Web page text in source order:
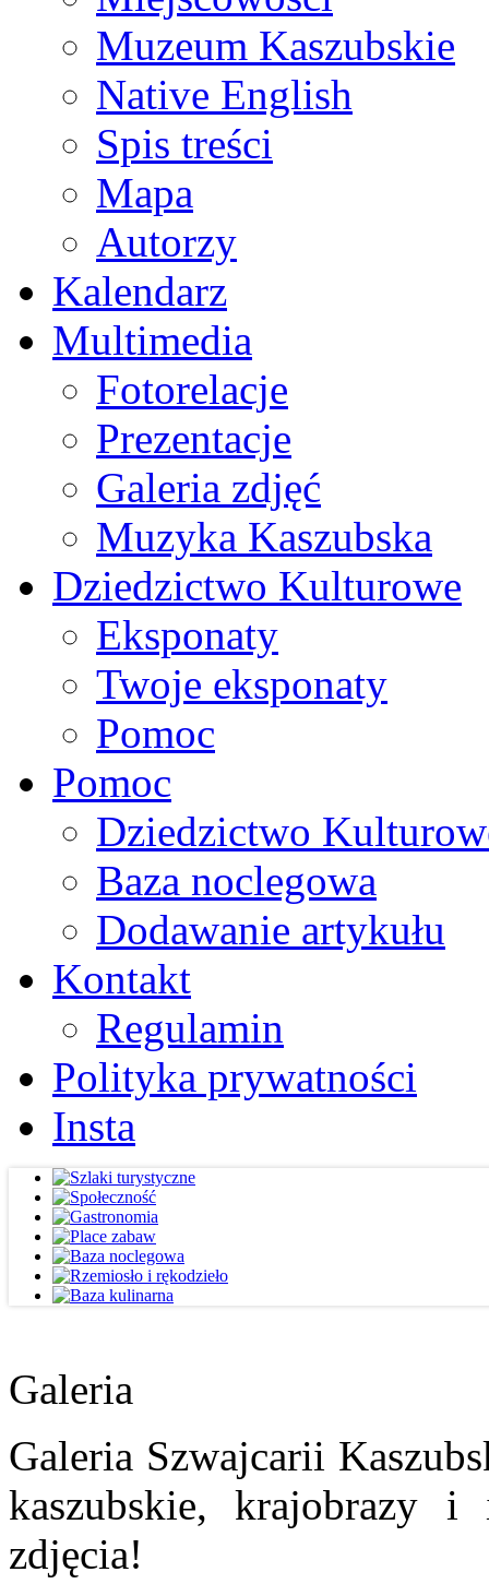
Muzeum Kaszubskie
Native English
Spis treści
Mapa
Autorzy
Kalendarz
Multimedia
Fotorelacje
Prezentacje
Galeria zdjęć
Muzyka Kaszubska
Dziedzictwo Kulturowe
Eksponaty
Twoje eksponaty
Pomoc
Pomoc
Dziedzictwo
Baza noclegowa
Dodawanie artykułu
Kontakt
Regulamin
Polityka prywatności
Insta
Galeria
Galeria Szwajcarii
kaszubskie, krajobrazy
zdjęcia!